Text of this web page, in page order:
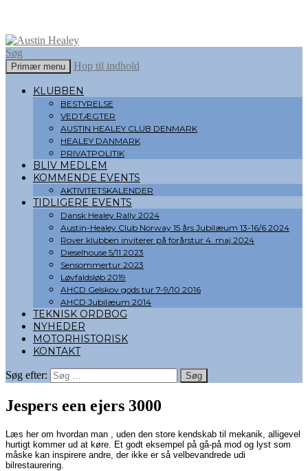
Austin Healey
Søg
Primær menu Hop til indhold
KLUBBEN
BESTYRELSE
VEDTÆGTER
AUSTIN HEALEY CLUB DENMARK
HEALEY DANMARK
PRIVATPOLITIK
BLIV MEDLEM
KOMMENDE EVENTS
AKTIVITETSKALENDER
TIDLIGERE EVENTS
Dansk Healey Rally 2024
Austin-Healey Club Norway 15 års Jubilæum 13-16/6 2024
Rover klubben inviterer på forårstur 4. maj 2024
Dieselhouse 5/11 2023
Sensommertur 2023
Løvfaldsløb 2019
AHCD Gelskov gods tur 7-9/10 2016
AHCD Jubilæum 2014
TEKNISK ORDBOG
NYHEDER
MOTORHISTORISK
KONTAKT
Søg efter:
Jespers een ejers 3000
Læs her om hvordan man , uden den store kendskab til mekanik, alligevel
hurtigt kommer ud at køre. Et godt eksempel på gå-på mod og lyst som
måske kan inspirere andre, der ikke er så velbevandrede udi
bilrestaurering.